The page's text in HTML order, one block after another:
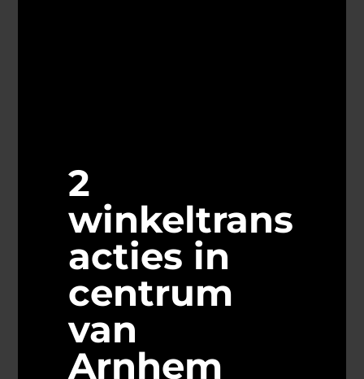
2
winkeltrans
acties in
centrum
van
Arnhem